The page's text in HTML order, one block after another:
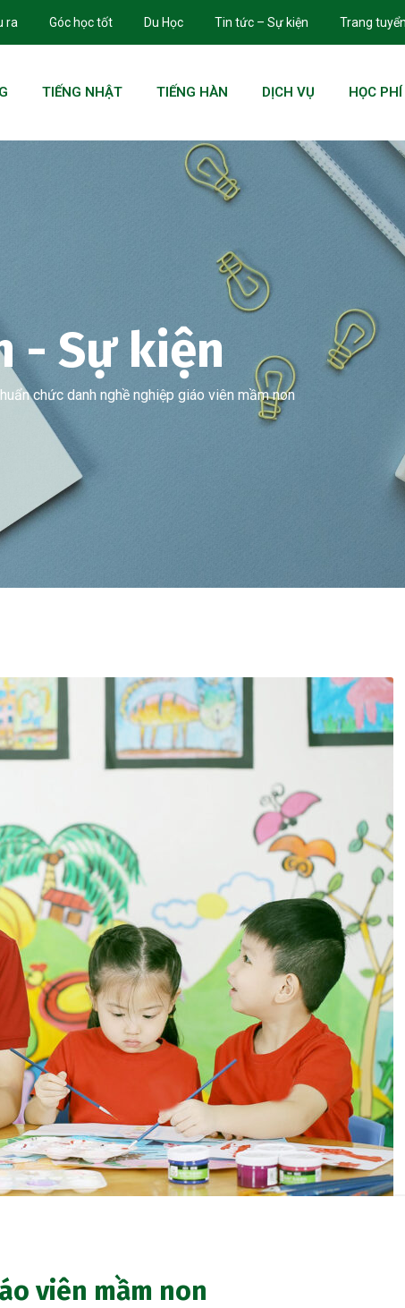
ra Góc học tốt Du Học Tin tức – Sự kiện Trang
TIẾNG NHẬT TIẾNG HÀN DỊCH VỤ HỌC PHÍ
- Sự kiện
chức danh nghề nghiệp giáo viên mầm non
viên mầm non